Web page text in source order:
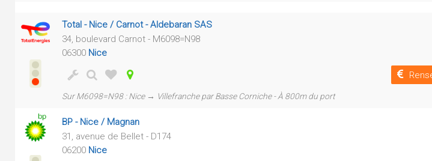
Total - Nice / Carnot - Aldebaran SAS
34, boulevard Carnot - M6098=N98
06300 Nice
Sur M6098=N98 : Nice → Villefranche par Basse Corniche - À 800m du port
BP - Nice / Magnan
31, avenue de Bellet - D174
06200 Nice